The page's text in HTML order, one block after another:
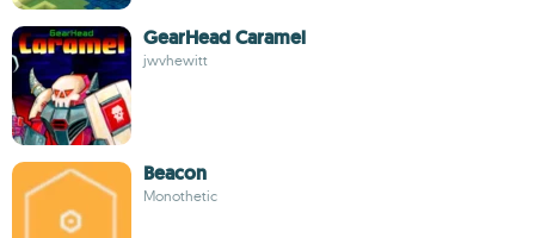
GearHead Caramel
jwvhewitt
Beacon
Monothetic